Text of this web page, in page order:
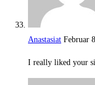
Anastasiat Februar
I really liked your